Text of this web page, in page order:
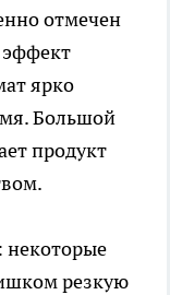
отмечен
ярко
Большой
продукт
: некоторые
резкую